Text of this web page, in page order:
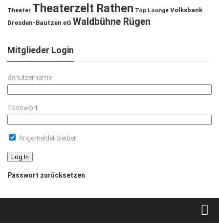
Theater Theaterzelt Rathen Top Lounge Volksbank
Dresden-Bautzen eG Waldbühne Rügen
Mitglieder Login
Benutzername
Passwort
Angemeldet bleiben
Passwort zurücksetzen